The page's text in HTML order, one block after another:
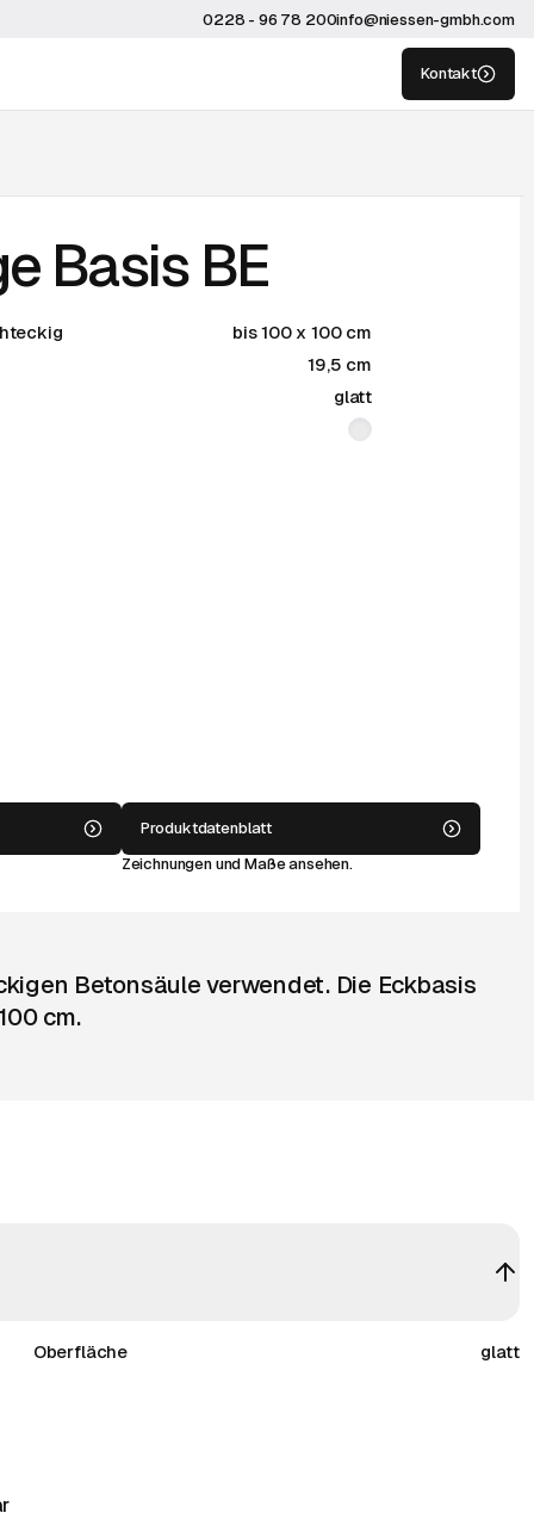
0228 - 96 78 200info@niessen-gmbh.com
Kontakt
Basis BE
bis 100 x 100 cm
19,5 cm
glatt
Produktdatenblatt
Zeichnungen und Maße ansehen.
Betonsäule verwendet. Die Eckbasis
cm.
Oberfläche glatt